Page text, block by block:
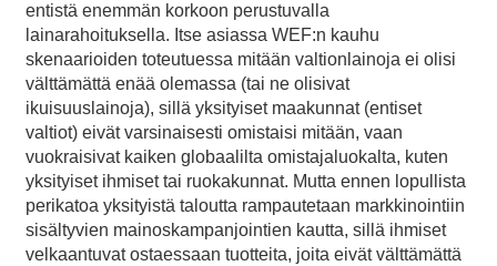
entistä enemmän korkoon perustuvalla
lainarahoituksella. Itse asiassa WEF:n kauhu
skenaarioiden toteutuessa mitään valtionlainoja ei olisi
välttämättä enää olemassa (tai ne olisivat
ikuisuuslainoja), sillä yksityiset maakunnat (entiset
valtiot) eivät varsinaisesti omistaisi mitään, vaan
vuokraisivat kaiken globaalilta omistajaluokalta, kuten
yksityiset ihmiset tai ruokakunnat. Mutta ennen lopullista
perikatoa yksityistä taloutta rampautetaan markkinointiin
sisältyvien mainoskampanjointien kautta, sillä ihmiset
velkaantuvat ostaessaan tuotteita, joita eivät välttämättä